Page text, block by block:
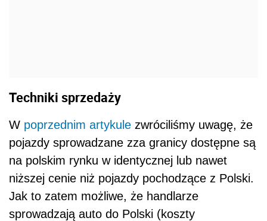
Techniki sprzedaży
W poprzednim artykule zwróciliśmy uwagę, że
pojazdy sprowadzane zza granicy dostępne są
na polskim rynku w identycznej lub nawet
niższej cenie niż pojazdy pochodzące z Polski.
Jak to zatem możliwe, że handlarze
sprowadzają auto do Polski (koszty